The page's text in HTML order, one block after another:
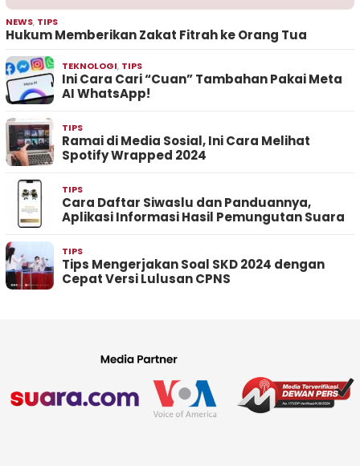
NEWS, TIPS
Hukum Memberikan Zakat Fitrah ke Orang Tua
TEKNOLOGI, TIPS
Ini Cara Cari “Cuan” Tambahan Pakai Meta
AI WhatsApp!
TIPS
Ramai di Media Sosial, Ini Cara Melihat
Spotify Wrapped 2024
TIPS
Cara Daftar Siwaslu dan Panduannya,
Aplikasi Informasi Hasil Pemungutan Suara
TIPS
Tips Mengerjakan Soal SKD 2024 dengan
Cepat Versi Lulusan CPNS